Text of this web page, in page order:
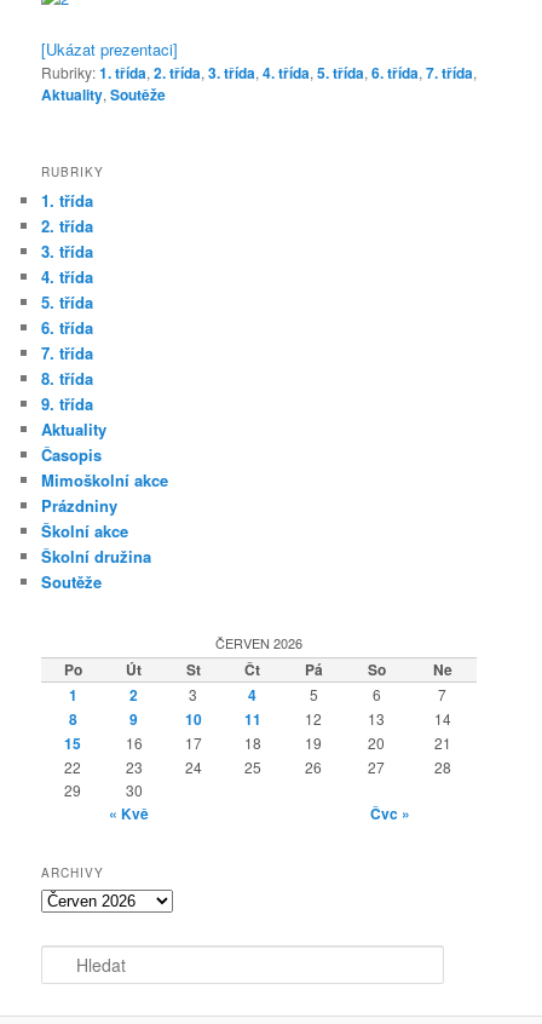
[Ukázat prezentaci]
Rubriky:1. třída,2. třída,3. třída,4. třída,5. třída,6. třída,7. třída,
Aktuality,Soutěže
RUBRIKY
1. třída
2. třída
3. třída
4. třída
5. třída
6. třída
7. třída
8. třída
9. třída
Aktuality
Časopis
Mimoškolní akce
Prázdniny
Školní akce
Školní družina
Soutěže
ČERVEN 2026
Po Út St Čt Pá So
Ne
1
2 3 4 5 6 7
8 9 10 11 12 13 14
15 16 17 18 19 20
21
22
23 24 25 26 27
28
29
30
« Kvě Čvc »
ARCHIVY
Archivy
l